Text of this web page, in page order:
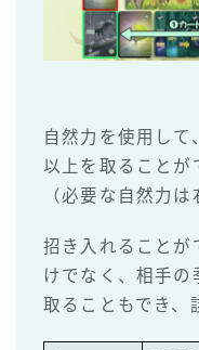
自然力を使用して
以上を取ることが
（必要な自然力
招き入れることが
けでなく、相手の
取ることもでき、